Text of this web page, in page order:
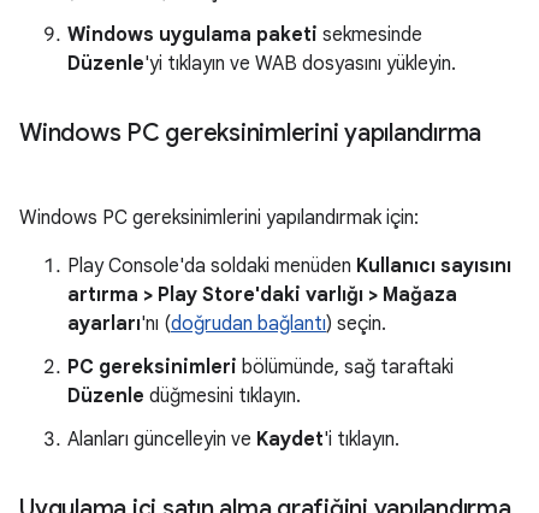
Windows uygulama paketi sekmesinde
Düzenle'yi tıklayın ve WAB dosyasını yükleyin.
Windows PC gereksinimlerini yapılandırma
Windows PC gereksinimlerini yapılandırmak için:
Play Console'da soldaki menüden Kullanıcı sayısını
artırma > Play Store'daki varlığı > Mağaza
ayarları'nı (doğrudan bağlantı) seçin.
PC gereksinimleri bölümünde, sağ taraftaki
Düzenle düğmesini tıklayın.
Alanları güncelleyin ve Kaydet'i tıklayın.